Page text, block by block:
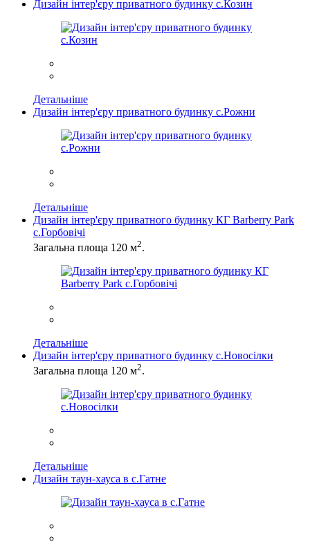
Дизайн інтер'єру приватного будинку с.Козин
Детальніше
Дизайн інтер'єру приватного будинку с.Рожни
Детальніше
Дизайн інтер'єру приватного будинку КГ Barberry Park
с.Горбовічі
Загальна площа 120 м2.
Детальніше
Дизайн інтер'єру приватного будинку с.Новосілки
Загальна площа 120 м2.
Детальніше
Дизайн таун-хауса в с.Гатне